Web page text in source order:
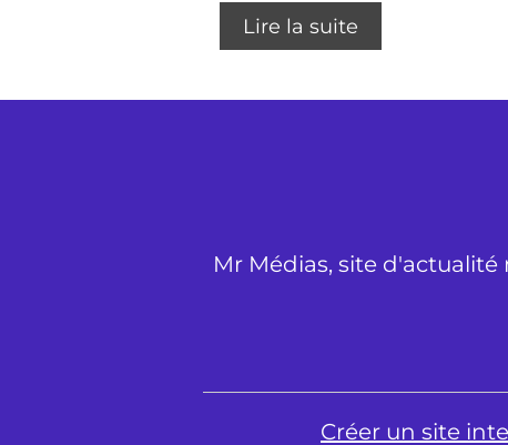
Lire la suite
Mr Médias, site d'actualité
Créer un site